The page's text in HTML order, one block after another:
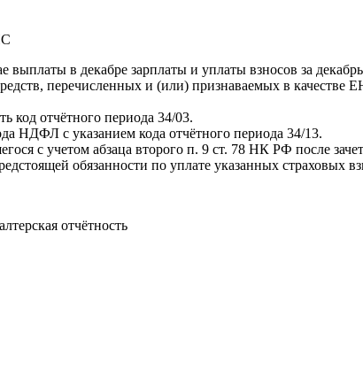
в декабре зарплаты и уплаты взносов за
перечисленных и (или) признаваемых в качестве
код отчётного периода 34/03.
НДФЛ с указанием кода отчётного периода 34/13.
с учетом абзаца второго п. 9 ст. 78 НК РФ после
обязанности по уплате указанных страховых
отчётность